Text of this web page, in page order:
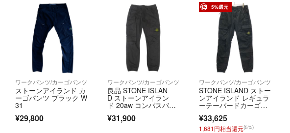
ワークパンツ/カーゴパンツ
ストーンアイランド カ
ーゴパンツ ブラック W
31
¥29,800
ワークパンツ/カーゴパンツ
良品 STONE ISLAN
D ストーンアイラン
ド 20aw コンパスバッ
ジ ガーメントダイ カ
ーゴ パンツ イージ
¥31,900
5%還元
ワークパンツ/カーゴパンツ
STONE ISLAND ストー
ンアイランド レギュラ
ーテーパードカーゴパ
ンツ K2S153100031S0
010 ブラック 31
¥33,625
1,681円相当還元(5%)